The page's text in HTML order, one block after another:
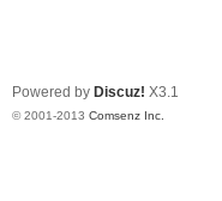
Powered by Discuz! X3.1
© 2001-2013 Comsenz Inc.